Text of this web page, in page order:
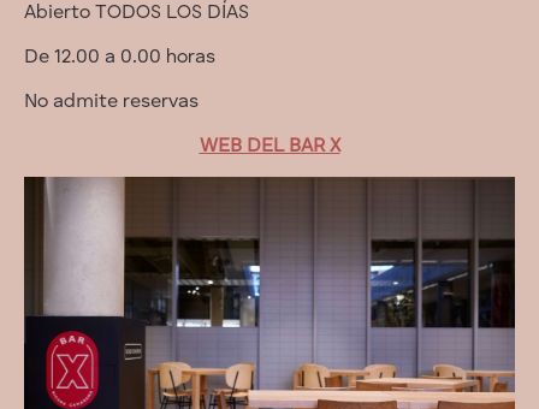
Abierto TODOS LOS DÍAS
De 12.00 a 0.00 horas
No admite reservas
WEB DEL BAR X